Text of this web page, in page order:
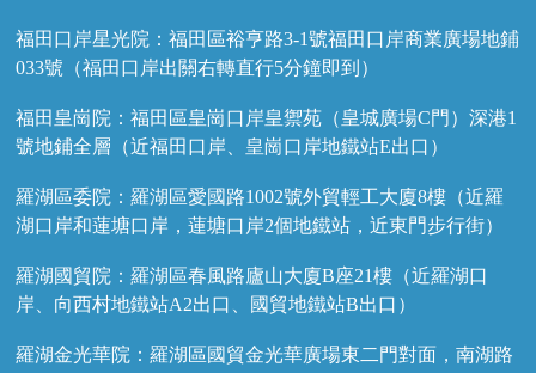
福田口岸星光院：福田區裕亨路3-1號福田口岸商業廣場地鋪
033號（福田口岸出關右轉直行5分鐘即到）
福田皇崗院：福田區皇崗口岸皇禦苑（皇城廣場C門）深港1
號地鋪全層（近福田口岸、皇崗口岸地鐵站E出口）
羅湖區委院：羅湖區愛國路1002號外貿輕工大廈8樓（近羅
湖口岸和蓮塘口岸，蓮塘口岸2個地鐵站，近東門步行街）
羅湖國貿院：羅湖區春風路廬山大廈B座21樓（近羅湖口
岸、向西村地鐵站A2出口、國貿地鐵站B出口）
羅湖金光華院：羅湖區國貿金光華廣場東二門對面，南湖路